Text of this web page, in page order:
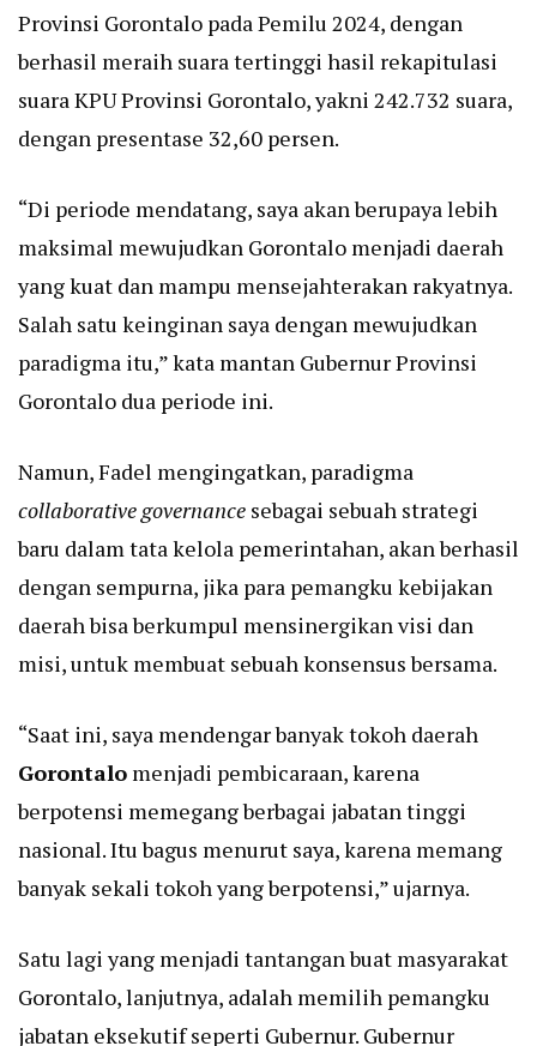
Provinsi Gorontalo pada Pemilu 2024, dengan
berhasil meraih suara tertinggi hasil rekapitulasi
suara KPU Provinsi Gorontalo, yakni 242.732 suara,
dengan presentase 32,60 persen.
“Di periode mendatang, saya akan berupaya lebih
maksimal mewujudkan Gorontalo menjadi daerah
yang kuat dan mampu mensejahterakan rakyatnya.
Salah satu keinginan saya dengan mewujudkan
paradigma itu,” kata mantan Gubernur Provinsi
Gorontalo dua periode ini.
Namun, Fadel mengingatkan, paradigma
collaborative governance sebagai sebuah strategi
baru dalam tata kelola pemerintahan, akan berhasil
dengan sempurna, jika para pemangku kebijakan
daerah bisa berkumpul mensinergikan visi dan
misi, untuk membuat sebuah konsensus bersama.
“Saat ini, saya mendengar banyak tokoh daerah
Gorontalo menjadi pembicaraan, karena
berpotensi memegang berbagai jabatan tinggi
nasional. Itu bagus menurut saya, karena memang
banyak sekali tokoh yang berpotensi,” ujarnya.
Satu lagi yang menjadi tantangan buat masyarakat
Gorontalo, lanjutnya, adalah memilih pemangku
jabatan eksekutif seperti Gubernur. Gubernur